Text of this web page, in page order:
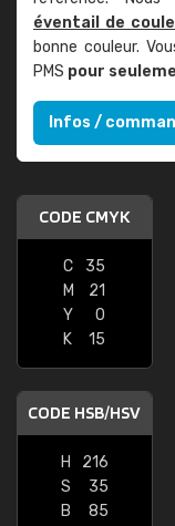
éventail de
bonne couleur.
PMS pour
Infos /
CODE CMYK
C
35
M
21
Y
0
K
15
CODE HSB/HSV
H
216
S
35
B
85